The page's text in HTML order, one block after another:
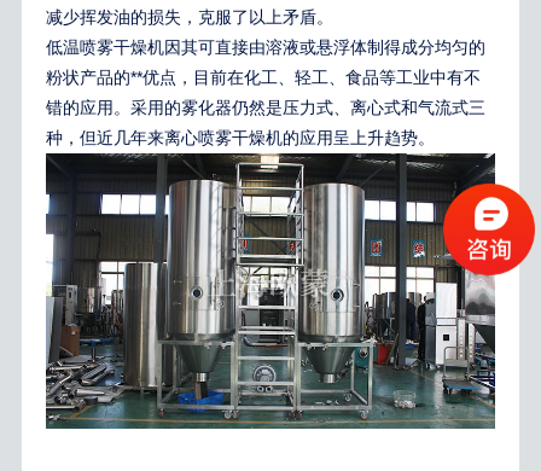
减少挥发油的损失，克服了以上矛盾。
低温喷雾干燥机因其可直接由溶液或悬浮体制得成分均匀的
粉状产品的**优点，目前在化工、轻工、食品等工业中有不
错的应用。采用的雾化器仍然是压力式、离心式和气流式三
种，但近几年来离心喷雾干燥机的应用呈上升趋势。